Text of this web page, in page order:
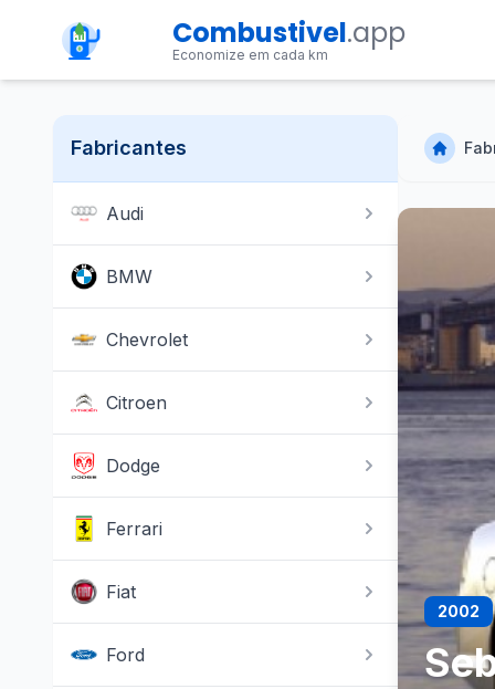
Combustivel.app
Economize em cada km
Fabricantes
Audi
BMW
Chevrolet
Citroen
Dodge
Ferrari
Fiat
Ford
2002